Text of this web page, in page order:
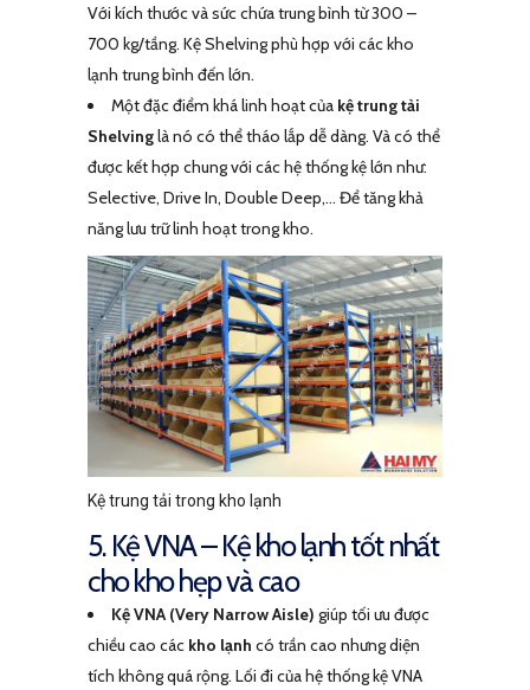
Với kích thước và sức chứa trung bình từ 300 –
700 kg/tầng. Kệ Shelving phù hợp với các kho
lạnh trung bình đến lớn.
Một đặc điểm khá linh hoạt của kệ trung tải
Shelvinglà nó có thể tháo lắp dễ dàng. Và có thể
được kết hợp chung với các hệ thống kệ lớn như:
Selective, Drive In, Double Deep,… Để tăng khả
năng lưu trữ linh hoạt trong kho.
Kệ trung tải trong kho lạnh
5. Kệ VNA – Kệ kho lạnh tốt nhất
cho kho hẹp và cao
Kệ VNA (Very Narrow Aisle) giúp tối ưu được
chiều cao các kho lạnh có trần cao nhưng diện
tích không quá rộng. Lối đi của hệ thống kệ VNA